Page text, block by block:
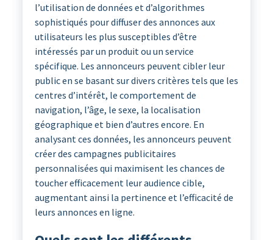
l’utilisation de données et d’algorithmes
sophistiqués pour diffuser des annonces aux
utilisateurs les plus susceptibles d’être
intéressés par un produit ou un service
spécifique. Les annonceurs peuvent cibler leur
public en se basant sur divers critères tels que les
centres d’intérêt, le comportement de
navigation, l’âge, le sexe, la localisation
géographique et bien d’autres encore. En
analysant ces données, les annonceurs peuvent
créer des campagnes publicitaires
personnalisées qui maximisent les chances de
toucher efficacement leur audience cible,
augmentant ainsi la pertinence et l’efficacité de
leurs annonces en ligne.